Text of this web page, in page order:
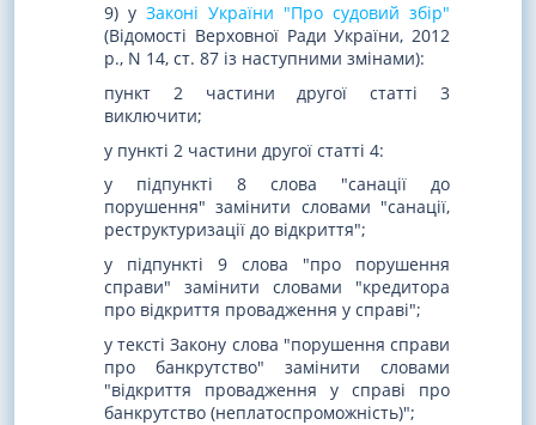
9) у Законі України "Про судовий збір"
(Відомості Верховної Ради України, 2012
р., N 14, ст. 87 із наступними змінами):
пункт 2 частини другої статті 3
виключити;
у пункті 2 частини другої статті 4:
у підпункті 8 слова "санації до
порушення" замінити словами "санації,
реструктуризації до відкриття";
у підпункті 9 слова "про порушення
справи" замінити словами "кредитора
про відкриття провадження у справі";
у тексті Закону слова "порушення справи
про банкрутство" замінити словами
"відкриття провадження у справі про
банкрутство (неплатоспроможність)";